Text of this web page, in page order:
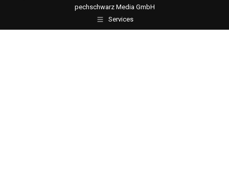
pechschwarz Media GmbH
Services